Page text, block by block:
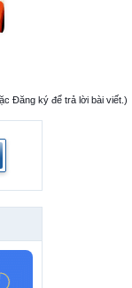
Đăng ký để trả lời bài viết.)